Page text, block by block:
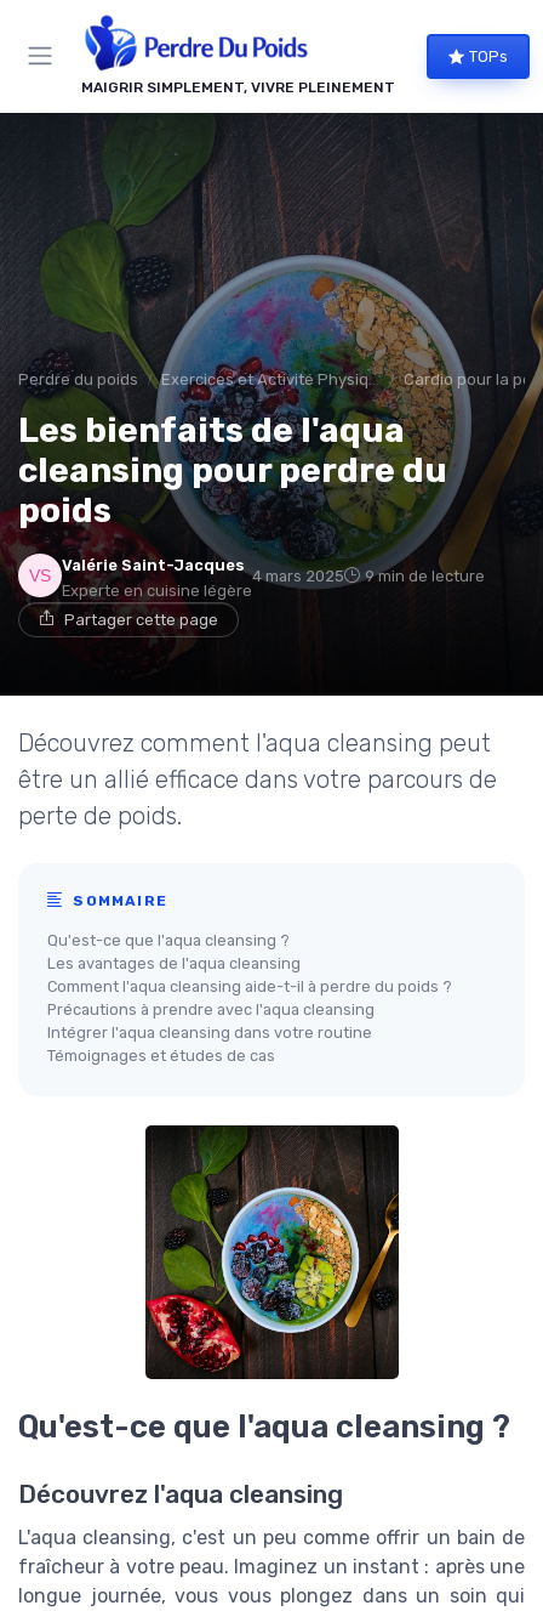
MAIGRIR SIMPLEMENT, VIVRE PLEINEMENT
TOPs
Perdre du poids Exercices et Activité Physique Cardio pour la
Les bienfaits de l'aqua
cleansing pour perdre du
poids
Valérie Saint-Jacques
Experte en cuisine légère
4 mars 2025 9 min de lecture
Partager cette page
Découvrez comment l'aqua cleansing peut
être un allié efficace dans votre parcours de
perte de poids.
SOMMAIRE
Qu'est-ce que l'aqua cleansing ?
Les avantages de l'aqua cleansing
Comment l'aqua cleansing aide-t-il à perdre du poids ?
Précautions à prendre avec l'aqua cleansing
Intégrer l'aqua cleansing dans votre routine
Témoignages et études de cas
Qu'est-ce que l'aqua cleansing ?
Découvrez l'aqua cleansing
L'aqua cleansing, c'est un peu comme offrir un bain de
fraîcheur à votre peau. Imaginez un instant : après une
longue journée, vous vous plongez dans un soin qui
Panneau de gestion des cookies